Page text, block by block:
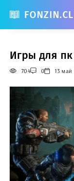
Игры для
704 0 13 май